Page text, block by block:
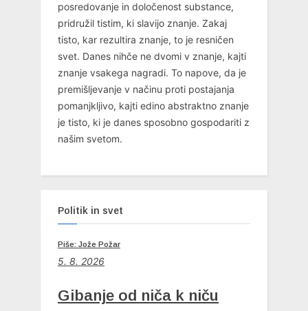
posredovanje in določenost substance,
pridružil tistim, ki slavijo znanje. Zakaj
tisto, kar rezultira znanje, to je resničen
svet. Danes nihče ne dvomi v znanje, kajti
znanje vsakega nagradi. To napove, da je
premišljevanje v načinu proti postajanja
pomanjkljivo, kajti edino abstraktno znanje
je tisto, ki je danes sposobno gospodariti z
našim svetom.
Politik in svet
Piše: Jože Požar
5. 8. 2026
Gibanje od niča k niču